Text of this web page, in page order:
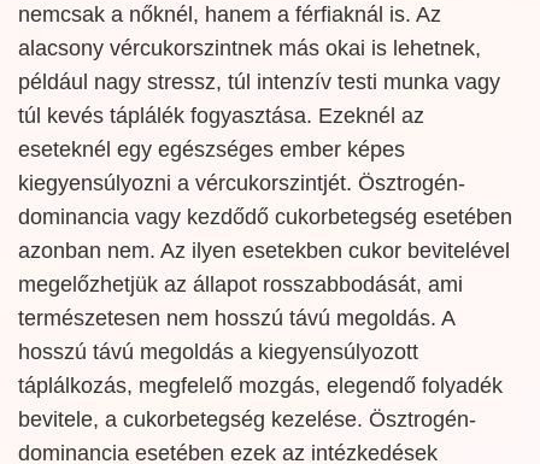
nemcsak a nőknél, hanem a férfiaknál is. Az
alacsony vércukorszintnek más okai is lehetnek,
például nagy stressz, túl intenzív testi munka vagy
túl kevés táplálék fogyasztása. Ezeknél az
eseteknél egy egészséges ember képes
kiegyensúlyozni a vércukorszintjét. Ösztrogén-
dominancia vagy kezdődő cukorbetegség esetében
azonban nem. Az ilyen esetekben cukor bevitelével
megelőzhetjük az állapot rosszabbodását, ami
természetesen nem hosszú távú megoldás. A
hosszú távú megoldás a kiegyensúlyozott
táplálkozás, megfelelő mozgás, elegendő folyadék
bevitele, a cukorbetegség kezelése. Ösztrogén-
dominancia esetében ezek az intézkedések